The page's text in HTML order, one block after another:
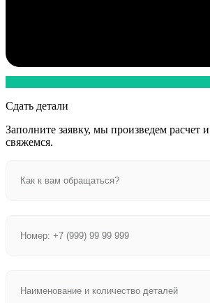
Сдать детали
Заполните заявку, мы произведем расчет
свяжемся.